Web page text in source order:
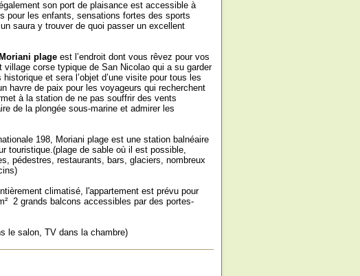
son port de plaisance est accessible à
pour les enfants, sensations fortes des sports
saura y trouver de quoi passer un excellent
Moriani plageest l’endroit dont vous rêvez pour vos
corse typique de San Nicolao qui a su garder
et sera l’objet d’une visite pour tous les
havre de paix pour les voyageurs qui recherchent
à la station de ne pas souffrir des vents
de la plongée sous-marine et admirer les
198, Moriani plage est une station balnéaire
touristique.(plage de sable où il est possible,
pédestres, restaurants, bars, glaciers, nombreux
climatisé, l'appartement est prévu pour
2 grands balcons accessibles par des portes-
le salon, TV dans la chambre)